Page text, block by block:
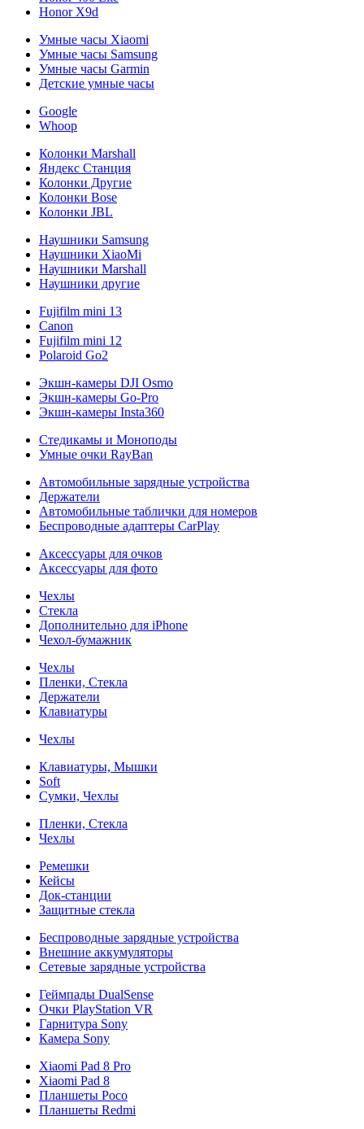
Honor X9d
Умные часы Xiaomi
Умные часы Samsung
Умные часы Garmin
Детские умные часы
Google
Whoop
Колонки Marshall
Яндекс Станция
Колонки Другие
Колонки Bose
Колонки JBL
Наушники Samsung
Наушники XiaoMi
Наушники Marshall
Наушники другие
Fujifilm mini 13
Canon
Fujifilm mini 12
Polaroid Go2
Экшн-камеры DJI Osmo
Экшн-камеры Go-Pro
Экшн-камеры Insta360
Стедикамы и Моноподы
Умные очки RayBan
Автомобильные зарядные устройства
Держатели
Автомобильные таблички для номеров
Беспроводные адаптеры CarPlay
Аксессуары для очков
Аксессуары для фото
Чехлы
Стекла
Дополнительно для iPhone
Чехол-бумажник
Чехлы
Пленки, Стекла
Держатели
Клавиатуры
Чехлы
Клавиатуры, Мышки
Soft
Сумки, Чехлы
Пленки, Стекла
Чехлы
Ремешки
Кейсы
Док-станции
Защитные стекла
Беспроводные зарядные устройства
Внешние аккумуляторы
Сетевые зарядные устройства
Геймпады DualSense
Очки PlayStation VR
Гарнитура Sony
Камера Sony
Xiaomi Pad 8 Pro
Xiaomi Pad 8
Планшеты Poco
Планшеты Redmi